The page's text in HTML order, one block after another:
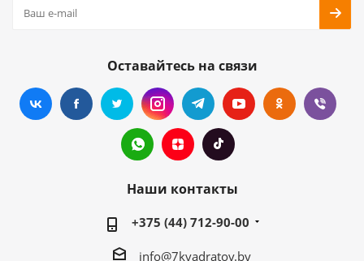
Оставайтесь на связи
Наши контакты
+375 (44) 712-90-00
info@7kvadratov.by